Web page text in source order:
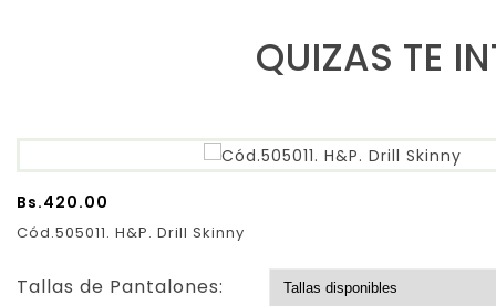
QUIZAS TE
Bs.420.00
Cód.505011. H&P. Drill Skinny
Tallas de Pantalones: